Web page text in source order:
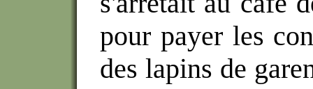
pour payer les
des lapins de